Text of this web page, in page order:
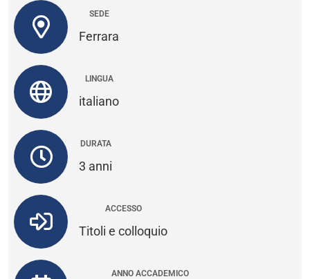
SEDE
Ferrara
LINGUA
italiano
DURATA
3 anni
ACCESSO
Titoli e colloquio
ANNO ACCADEMICO